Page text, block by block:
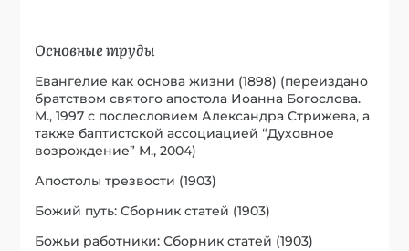
Основные труды
Евангелие как основа жизни (1898) (переиздано
братством святого апостола Иоанна Богослова.
М., 1997 с послесловием Александра Стрижева, а
также баптистской ассоциацией “Духовное
возрождение” М., 2004)
Апостолы трезвости (1903)
Божий путь: Сборник статей (1903)
Божьи работники: Сборник статей (1903)